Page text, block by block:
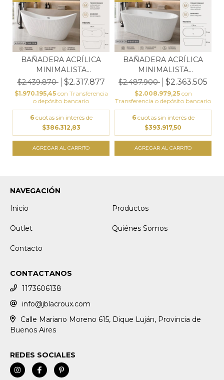
BAÑADERA ACRÍLICA
MINIMALISTA
170X77X72...
$2.439.870 $2.317.877
$1.970.195,45 con Transferencia
o depósito bancario
6 cuotas sin interés de
$386.312,83
BAÑADERA ACRÍLICA
MINIMALISTA
170X75X58...
$2.487.900 $2.363.505
$2.008.979,25 con
Transferencia o depósito bancario
6 cuotas sin interés de
$393.917,50
NAVEGACIÓN
Inicio
Productos
Outlet Quiénes Somos
Contacto
CONTACTANOS
1173606138
info@jblacroux.com
Calle Mariano Moreno 615, Dique Luján, Provincia de
Buenos Aires
REDES SOCIALES